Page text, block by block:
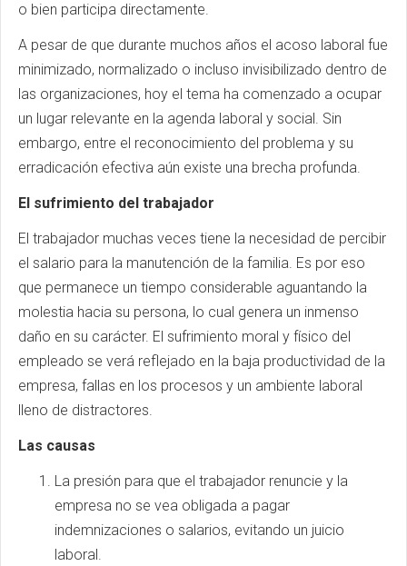
o bien participa directamente.
A pesar de que durante muchos años el acoso laboral fue
minimizado, normalizado o incluso invisibilizado dentro de
las organizaciones, hoy el tema ha comenzado a ocupar
un lugar relevante en la agenda laboral y social. Sin
embargo, entre el reconocimiento del problema y su
erradicación efectiva aún existe una brecha profunda.
El sufrimiento del trabajador
El trabajador muchas veces tiene la necesidad de percibir
el salario para la manutención de la familia. Es por eso
que permanece un tiempo considerable aguantando la
molestia hacia su persona, lo cual genera un inmenso
daño en su carácter. El sufrimiento moral y físico del
empleado se verá reflejado en la baja productividad de la
empresa, fallas en los procesos y un ambiente laboral
lleno de distractores.
Las causas
La presión para que el trabajador renuncie y la
empresa no se vea obligada a pagar
indemnizaciones o salarios, evitando un juicio
laboral.